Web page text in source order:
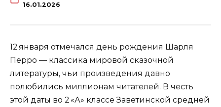
16.01.2026
12 января отмечался день рождения Шарля
Перро — классика мировой сказочной
литературы, чьи произведения давно
полюбились миллионам читателей. В честь
этой даты во 2 «А» классе Заветинской средней